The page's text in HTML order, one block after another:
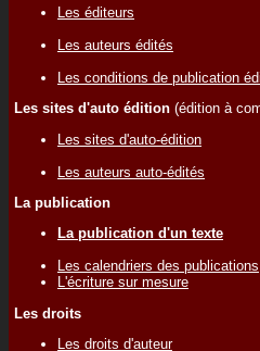
Les éditeurs
Les auteurs édités
Les conditions de publication
Les sites d'auto édition (édition à
Les sites d'auto-édition
Les auteurs auto-édités
La publication
La publication d'un texte
Les calendriers des publications
L'écriture sur mesure
Les droits
Les droits d'auteur